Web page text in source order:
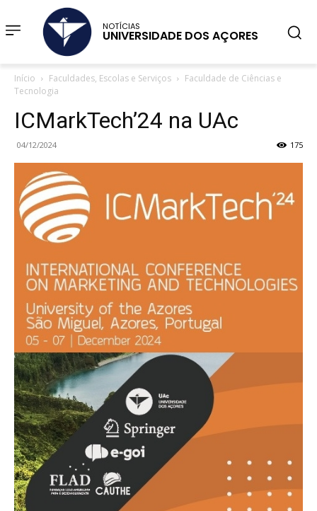
NOTÍCIAS
UNIVERSIDADE DOS AÇORES
Início Faculdades, Escolas e Serviços
Faculdade de Ciências e
Tecnologia
ICMarkTech’24 na UAc
04/12/2024 175